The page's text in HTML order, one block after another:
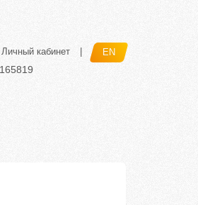
Личный кабинет EN